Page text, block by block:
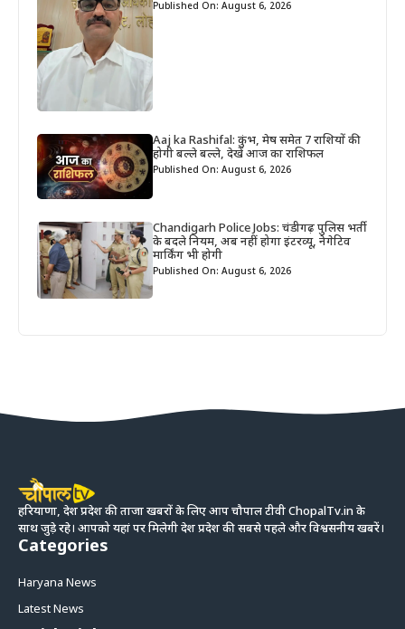
Published On: August 6, 2026
Aaj ka Rashifal: कुंभ, मेष समेत 7 राशियों की
होगी बल्ले बल्ले, देखें आज का राशिफल
Published On: August 6, 2026
Chandigarh Police Jobs: चंडीगढ़ पुलिस भर्ती
के बदले नियम, अब नहीं होगा इंटरव्यू, नेगेटिव
मार्किंग भी होगी
Published On: August 6, 2026
हरियाणा, देश प्रदेश की ताजा खबरों के लिए आप चौपाल टीवी ChopalTv.in के
साथ जुड़े रहे। आपको यहां पर मिलेगी देश प्रदेश की सबसे पहले और विश्वसनीय खबरें।
Categories
Haryana News
Latest News